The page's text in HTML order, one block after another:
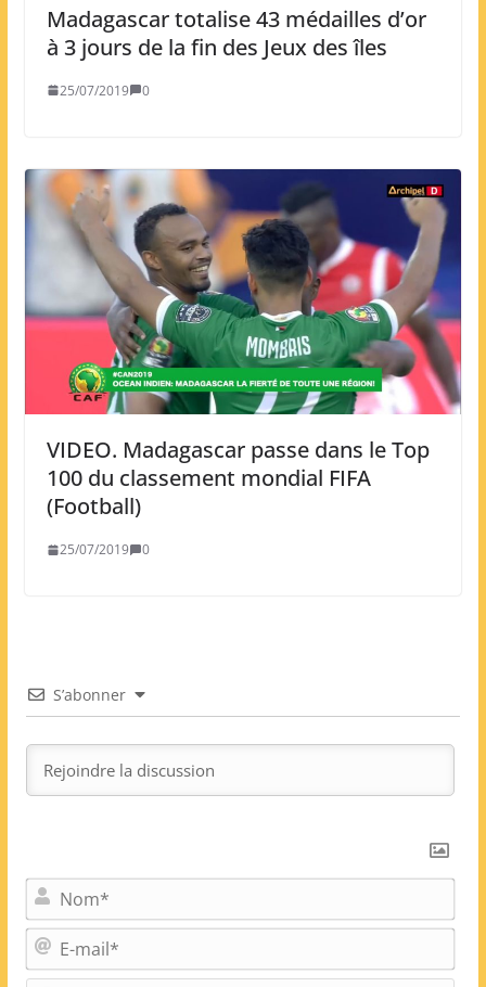
Madagascar totalise 43 médailles d’or
à 3 jours de la fin des Jeux des îles
25/07/2019 0
VIDEO. Madagascar passe dans le Top
100 du classement mondial FIFA
(Football)
25/07/2019 0
S’abonner
o
m
-